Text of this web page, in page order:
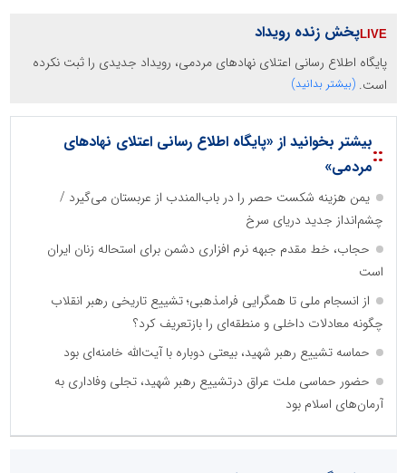
پخش زنده رویداد
پایگاه اطلاع رسانی اعتلای نهادهای مردمی، رویداد جدیدی را ثبت نکرده
است. (بیشتر بدانید)
::بیشتر بخوانید از «پایگاه اطلاع رسانی اعتلای نهادهای
مردمی»
یمن هزینه شکست حصر را در باب‌المندب از عربستان می‌گیرد /
چشم‌انداز جدید دریای سرخ
حجاب، خط مقدم جبهه نرم افزاری دشمن برای استحاله زنان ایران
است
از انسجام ملی تا همگرایی فرامذهبی؛ تشییع تاریخی رهبر انقلاب
چگونه معادلات داخلی و منطقه‌ای را بازتعریف کرد؟
حماسه تشییع رهبر شهید، بیعتی دوباره با آیت‌الله خامنه‌ای بود
حضور حماسی ملت عراق درتشییع رهبر شهید، تجلی وفاداری به
آرمان‌های اسلام بود